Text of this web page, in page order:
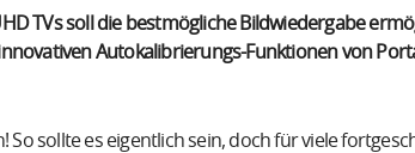
TVs soll die bestmögliche Bildwiedergabe
Autokalibrierungs-Funktionen von
So sollte es eigentlich sein, doch für viele